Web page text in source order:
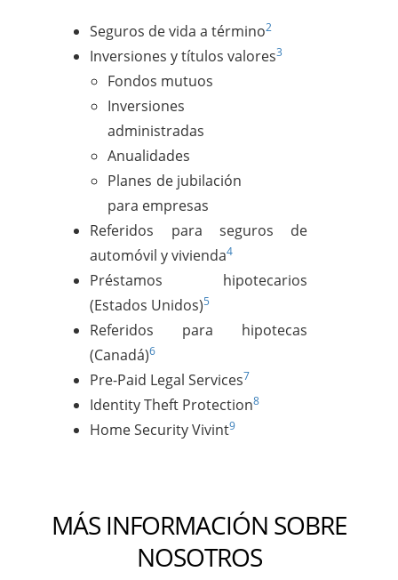
Seguros de vida a término2
Inversiones y títulos valores3
Fondos mutuos
Inversiones
administradas
Anualidades
Planes de jubilación
para empresas
Referidos para seguros de
automóvil y vivienda4
Préstamos hipotecarios
(Estados Unidos)5
Referidos para hipotecas
(Canadá)6
Pre-Paid Legal Services7
Identity Theft Protection8
Home Security Vivint9
MÁS INFORMACIÓN SOBRE
NOSOTROS